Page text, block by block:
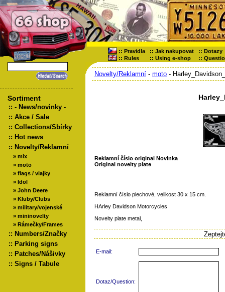
:: Pravidla :: Jak nakupovat :: Dotazy
:: Rules :: Using e-shop ::
Sortiment
:: - News/novinky -
:: Akce / Sale
:: Collections/Sbírky
:: Hot news
:: Novelty/Reklamní
» mix
» moto
» flags / vlajky
» Idol
» John Deere
» Kluby/Clubs
» military/vojenské
» mininovelty
» Rámečky/Frames
:: Numbers/Značky
:: Parking signs
:: Patches/Nášivky
:: Signs / Tabule
Novelty/Reklamní - moto -
Reklamní číslo original Novinka
Original novelty plate
Reklamní číslo plechové, velikost 30 x 15 cm.
HArley Davidson Motorcycles
Novelty plate metal,
E-mail:
Dotaz/Question: